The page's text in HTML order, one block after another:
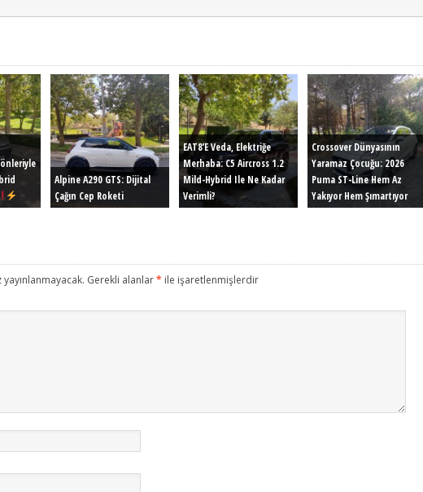
Alpine A290 GTS: Dijital
Çağın Cep Roketi
EAT8’e Veda, Elektriğe
Merhaba: C5 Aircross 1.2
Mild-Hybrid Ile Ne Kadar
Verimli?
Crossover Dünyasının
Yaramaz Çocuğu: 2026
Puma ST-Line Hem Az
Yakıyor Hem Şımartıyor
Gerekli alanlar* ile işaretlenmişlerdir